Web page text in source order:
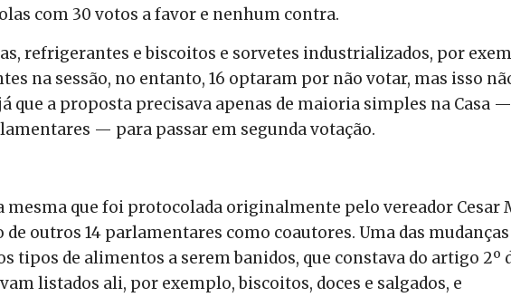
com 30 votos a favor e nenhum contra.
refrigerantes e biscoitos e sorvetes industrializados, por
na sessão, no entanto, 16 optaram por não votar, mas isso
que a proposta precisava apenas de maioria simples na Casa
— para passar em segunda votação.
mesma que foi protocolada originalmente pelo vereador Cesar
de outros 14 parlamentares como coautores. Uma das
tipos de alimentos a serem banidos, que constava do artigo 2º
listados ali, por exemplo, biscoitos, doces e salgados, e